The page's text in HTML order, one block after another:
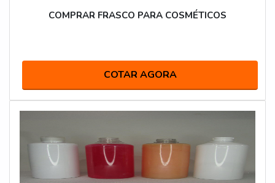
COMPRAR FRASCO PARA COSMÉTICOS
COTAR AGORA